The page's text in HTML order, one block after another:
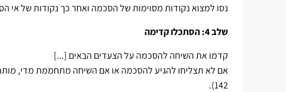
נסו למצוא נקודות מסוימות של הסכמה ואחר כך נקודות של אי
שלב 4: הסתכלו קדימה
קדמו את השיחה להסכמה על הצעדים הבאים [...]
142).